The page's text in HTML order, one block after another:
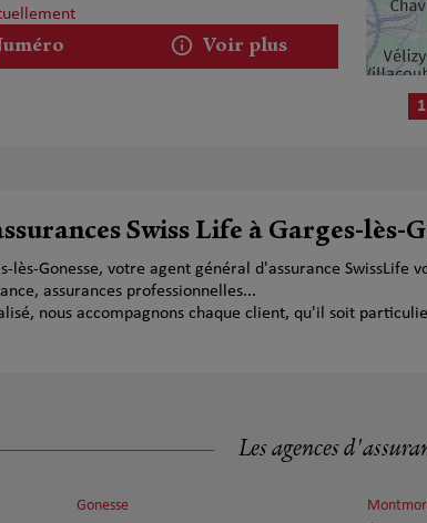
Voir plus
Voir plus
1
Swiss Life à Garges-lès-
lès-Gonesse, votre agent général d'assurance
assurances professionnelles...
nous accompagnons chaque client, qu'il soit
Les agences
Gonesse